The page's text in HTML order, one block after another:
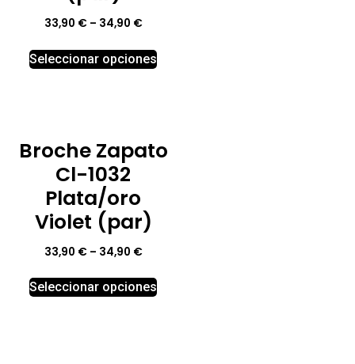
33,90 €– 34,90 €
Seleccionar opciones
Broche Zapato
Cl-1032
Plata/oro
Violet (par)
33,90 €– 34,90 €
Seleccionar opciones